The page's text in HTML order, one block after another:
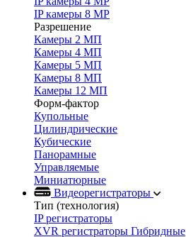
IP камеры 8 MP
Разрешение
Камеры 2 МП
Камеры 4 МП
Камеры 5 МП
Камеры 8 МП
Камеры 12 МП
Форм-фактор
Купольные
Цилиндрические
Кубические
Панорамные
Управляемые
Миниатюрные
Видеорегистраторы
Тип (технология)
IP регистраторы
XVR регистраторы Гибридные